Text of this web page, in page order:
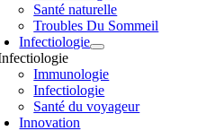
Santé naturelle
Troubles Du Sommeil
Infectiologie
Immunologie
Infectiologie
Santé du voyageur
Innovation